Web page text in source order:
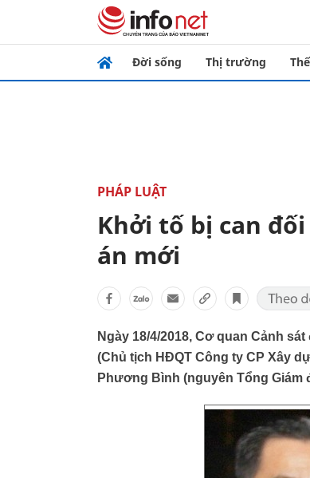
Đời sống Thị trường
PHÁP LUẬT
Khởi tố bị can
án mới
Ngày 18/4/2018, Cơ quan Cảnh
(Chủ tịch HĐQT Công ty CP Xây
Phương Bình (nguyên Tổng Giám